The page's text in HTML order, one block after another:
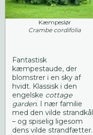
Kæmpeslør
Crambe cordifolia
Fantastisk
kæmpestaude, der
blomstrer i en sky af
hvidt. Klassisk i den
engelske cottage
garden. I nær familie
med den vilde strandkål
– og spiselig ligesom
dens vilde strandfætter.